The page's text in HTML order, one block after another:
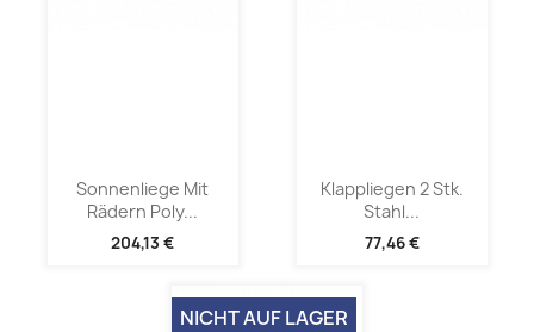
Sonnenliege Mit
Rädern Poly...
204,13 €
Klappliegen 2 Stk.
Stahl...
77,46 €
NICHT AUF LAGER